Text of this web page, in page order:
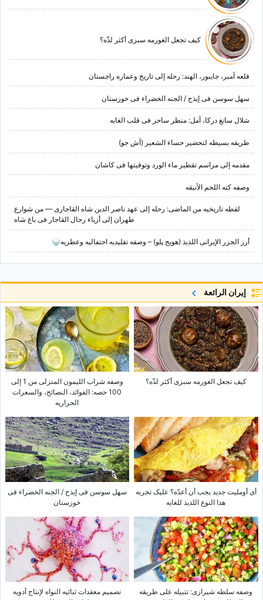
کیف تجعل الغورمه سبزی أکثر لذّه؟
قلعه آمبر، جایبور، الهند: رحله إلى تاریخ وعماره راجستان
سهل سوسن فی إیذج / الجنه الخضراء فی خوزستان
شلال سانغ درکا، آمل: منظر ساحر فی قلب الغابه
طریقه بسیطه لتحضیر حساء الشعیر (آش جو)
مقدمه إلى مراسم تقطیر ماء الورد وتوقیتها فی کاشان
وصفه کته اللحم الأنیقه
لقطه تاریخیه من الماضی: رحله إلى عهد ناصر الدین شاه القاجاری — من شوارع
طهران إلى أزیاء رجال القاجار فی باغ شاه
أرز الجزر الإیرانی اللذیذ (هویج پلو) – وصفه تقلیدیه احتفالیه وعطریه🍚
إيران الرائعة
کیف تجعل الغورمه سبزی أکثر لذّه؟
وصفه شراب اللیمون المنزلی من 1 إلى
100 حصه: الفوائد، النصائح، والسعرات
الحراریه
أی أوملیت جدید یجب أن أعدّه؟ علیک تجربه
هذا النوع اللذیذ للغایه
سهل سوسن فی إیذج / الجنه الخضراء فی
خوزستان
وصفه سلطه شیرازی: تتبیله على طریقه
تصمیم معقدات ثنائیه النواه لإنتاج أدویه